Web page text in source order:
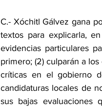
C.- Xóchitl Gálvez gana
textos para explicarla,
evidencias particulares
primero; (2) culparán a
críticas en el gobierno
candidaturas locales de
sus bajas evaluaciones